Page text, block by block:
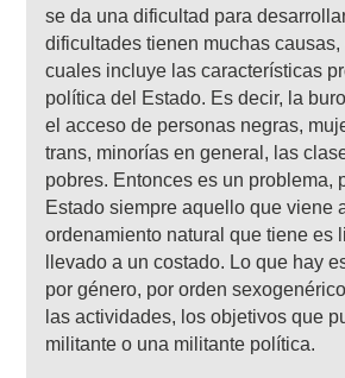
se da una dificultad para
dificultades tienen muchas
cuales incluye las características
política del Estado. Es decir, la
el acceso de personas negras,
trans, minorías en general, las
pobres. Entonces es un problema,
Estado siempre aquello que viene
ordenamiento natural que tiene es
llevado a un costado. Lo que hay
por género, por orden
las actividades, los objetivos que
militante o una militante política.